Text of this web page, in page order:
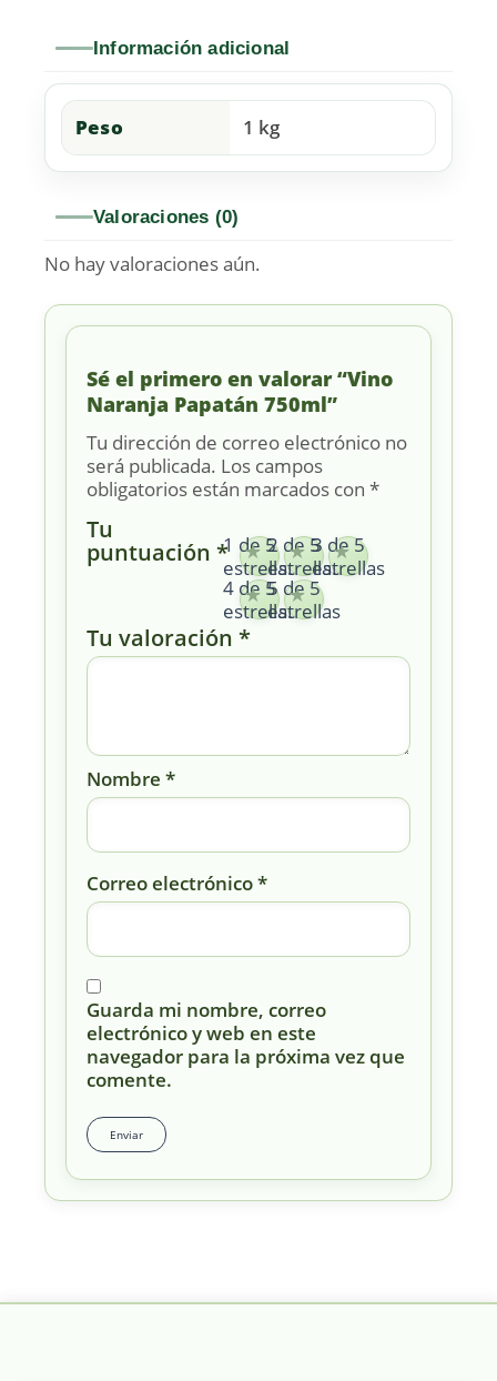
Información adicional
Peso 1 kg
Valoraciones (0)
No hay valoraciones aún.
Sé el primero en valorar “Vino
Naranja Papatán 750ml”
Tu dirección de correo electrónico no
será publicada. Los campos
obligatorios están marcados con *
Tu
puntuación *1 de 5
estrellas
2 de 5
estrellas
3 de 5
estrellas
4 de 5
estrellas
5 de 5
estrellas
Tu valoración *
Nombre *
Correo electrónico*
Guarda mi nombre, correo
electrónico y web en este
navegador para la próxima vez que
comente.